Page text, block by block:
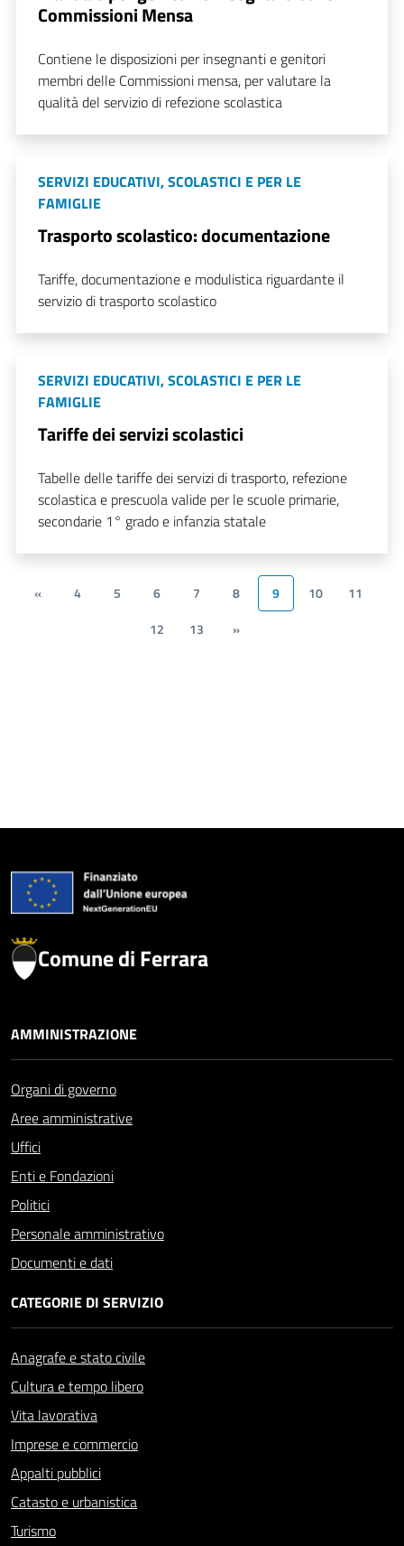
Commissioni Mensa
Contiene le disposizioni per insegnanti e genitori
membri delle Commissioni mensa, per valutare la
qualità del servizio di refezione scolastica
SERVIZI EDUCATIVI, SCOLASTICI E PER LE
FAMIGLIE
Trasporto scolastico: documentazione
Tariffe, documentazione e modulistica riguardante il
servizio di trasporto scolastico
SERVIZI EDUCATIVI, SCOLASTICI E PER LE
FAMIGLIE
Tariffe dei servizi scolastici
Tabelle delle tariffe dei servizi di trasporto, refezione
scolastica e prescuola valide per le scuole primarie,
secondarie 1° grado e infanzia statale
« 4 5 6 7 8 9 10
11
12
13 »
Comune di Ferrara
AMMINISTRAZIONE
Organi di governo
Aree amministrative
Uffici
Enti e Fondazioni
Politici
Personale amministrativo
Documenti e dati
CATEGORIE DI SERVIZIO
Anagrafe e stato civile
Cultura e tempo libero
Vita lavorativa
Imprese e commercio
Appalti pubblici
Catasto e urbanistica
Turismo